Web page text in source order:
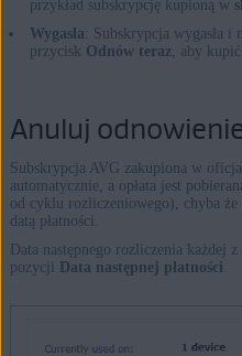
przykład subskrypcję kupioną w
Wygasła : Subskrypcja wygasła
przycisk Odnów teraz, aby
Anuluj
Subskrypcja AVG zakupiona w
automatycznie, a opłata jest
od cyklu rozliczeniowego), chyba że
datą płatności.
Data następnego rozliczenia każdej
pozycji Data następnej płatności.